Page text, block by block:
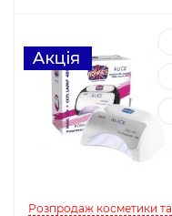
Розпродаж косметики та